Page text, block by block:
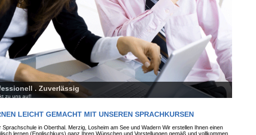
. Zuverlässig
zu uns auf!
LEICHT GEMACHT MIT UNSEREN SPRACHKURSEN
in Oberthal. Merzig, Losheim am See und Wadern Wir erstellen Ihnen einen
lernen (Englischkurs) ganz Ihren Wünschen und Vorstellungen gemäß und vollkommen